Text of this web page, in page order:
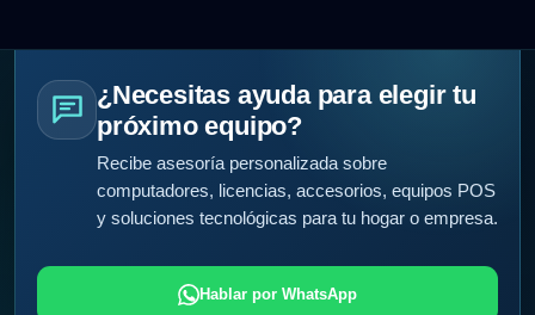
¿Necesitas ayuda para elegir tu
próximo equipo?
Recibe asesoría personalizada sobre
computadores, licencias, accesorios, equipos POS
y soluciones tecnológicas para tu hogar o empresa.
Hablar por WhatsApp